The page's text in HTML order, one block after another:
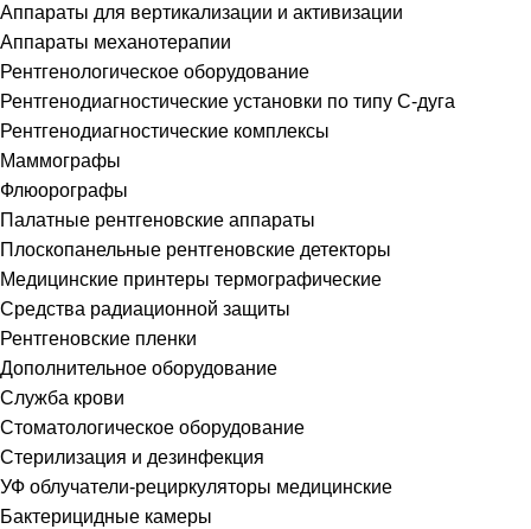
Аппараты для вертикализации и активизации
Аппараты механотерапии
Рентгенологическое оборудование
Рентгенодиагностические установки по типу С-дуга
Рентгенодиагностические комплексы
Маммографы
Флюорографы
Палатные рентгеновские аппараты
Плоскопанельные рентгеновские детекторы
Медицинские принтеры термографические
Средства радиационной защиты
Рентгеновские пленки
Дополнительное оборудование
Служба крови
Стоматологическое оборудование
Стерилизация и дезинфекция
УФ облучатели-рециркуляторы медицинские
Бактерицидные камеры